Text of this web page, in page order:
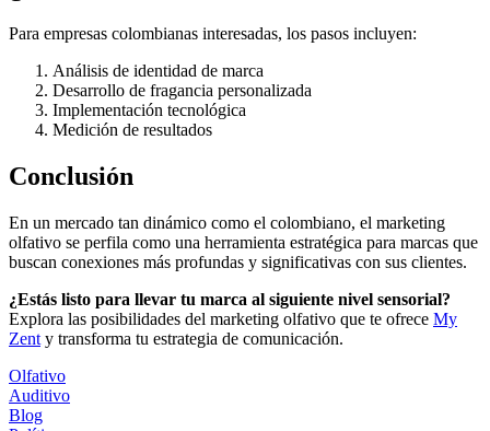
Para empresas colombianas interesadas, los pasos incluyen:
Análisis de identidad de marca
Desarrollo de fragancia personalizada
Implementación tecnológica
Medición de resultados
Conclusión
En un mercado tan dinámico como el colombiano, el marketing
olfativo se perfila como una herramienta estratégica para marcas que
buscan conexiones más profundas y significativas con sus clientes.
¿Estás listo para llevar tu marca al siguiente nivel sensorial?
Explora las posibilidades del marketing olfativo que te ofrece My
Zent y transforma tu estrategia de comunicación.
Olfativo
Auditivo
Blog